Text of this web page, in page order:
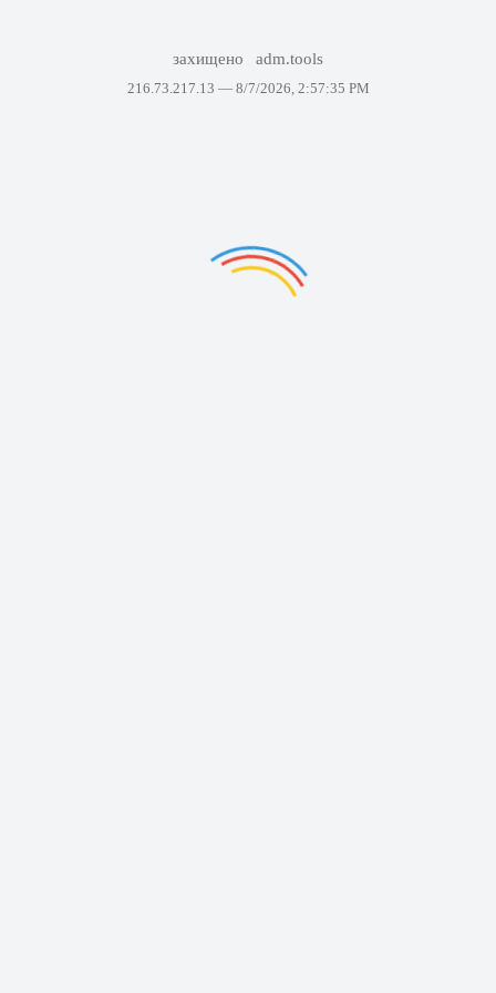
захищено adm.tools
216.73.217.13 — 8/7/2026, 2:57:35 PM